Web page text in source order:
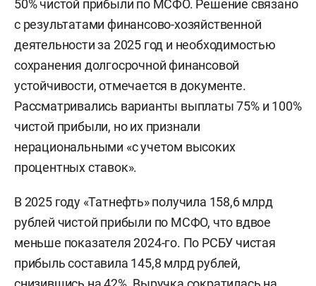
50% чистой прибыли по МСФО. Решение связано
с результатами финансово-хозяйственной
деятельности за 2025 год и необходимостью
сохранения долгосрочной финансовой
устойчивости, отмечается в документе.
Рассматривались варианты выплаты 75% и 100%
чистой прибыли, но их признали
нерациональными «с учетом высоких
процентных ставок».
В 2025 году «Татнефть» получила 158,6 млрд
рублей чистой прибыли по МСФО, что вдвое
меньше показателя 2024-го. По РСБУ чистая
прибыль составила 145,8 млрд рублей,